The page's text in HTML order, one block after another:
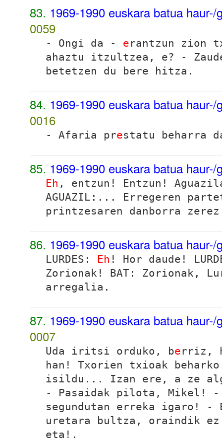
83. 1969-1990 euskara batua
0059
- Ongi da - erantzun zion
ahaztu itzultzea, e? -
betetzen du bere hitza.
84. 1969-1990 euskara batua
0016
- Afaria prestatu beharra
85. 1969-1990 euskara batua
Eh , entzun! Entzun!
AGUAZIL:... Erregeren
printzesaren danborra
86. 1969-1990 euskara batua
LURDES: Eh ! Hor daude!
Zorionak! BAT: Zorionak,
arregalia.
87. 1969-1990 euskara batua
0007
Uda iritsi orduko, berriz,
han! Txorien txioak
isildu... Izan ere, a ze
- Pasaidak pilota, Mikel! -
segundutan erreka igaro! -
uretara bultza, oraindik
eta!.